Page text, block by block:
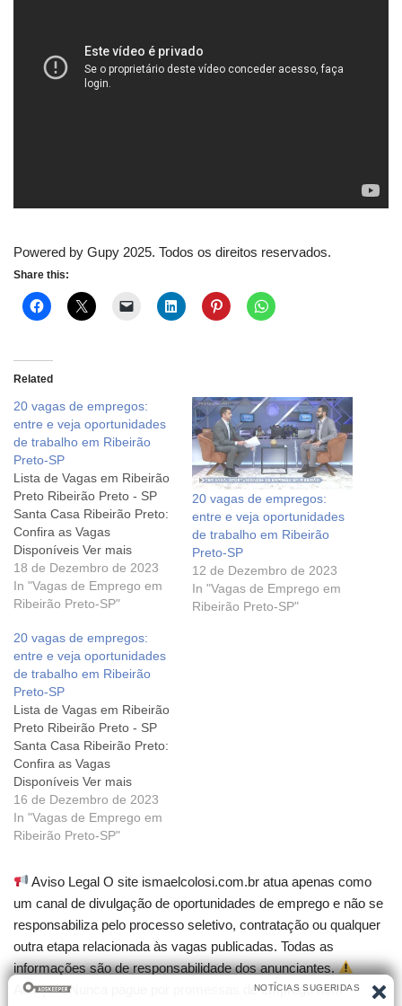
Powered by Gupy 2025. Todos os direitos reservados.
Share this:
Related
20 vagas de empregos:
entre e veja oportunidades
de trabalho em Ribeirão
Preto-SP
Lista de Vagas em Ribeirão
Preto Ribeirão Preto - SP
Santa Casa Ribeirão Preto:
Confira as Vagas
Disponíveis Ver mais
Ribeirão Preto - SP AMBEV
Contrata Ver mais Ribeirão
Preto - SP Cacau Show-
mais Ribeirão Preto - SP
Vendedor | Vans Ribeirão
Ver mais Ribeirão Preto…
18 de Dezembro de 2023
In "Vagas de Emprego em
Ribeirão Preto-SP"
20 vagas de empregos:
entre e veja oportunidades
de trabalho em Ribeirão
Preto-SP
12 de Dezembro de 2023
In "Vagas de Emprego em
Ribeirão Preto-SP"
20 vagas de empregos:
entre e veja oportunidades
de trabalho em Ribeirão
Preto-SP
Lista de Vagas em Ribeirão
Preto Ribeirão Preto - SP
Santa Casa Ribeirão Preto:
Confira as Vagas
Disponíveis Ver mais
Ribeirão Preto - SP AMBEV
Contrata Ver mais Ribeirão
Preto - SP Cacau Show-
Vendedor | Vans Ribeirão
Ver mais Ribeirão Preto…
16 de Dezembro de 2023
In "Vagas de Emprego em
Ribeirão Preto-SP"
Aviso Legal O site ismaelcolosi.com.br atua apenas como
um canal de divulgação de oportunidades de emprego e não se
responsabiliza pelo processo seletivo, contratação ou qualquer
outra etapa relacionada às vagas publicadas. Todas as
informações são de responsabilidade dos anunciantes.
Atenção! Nunca pague por promessas de emprego nem